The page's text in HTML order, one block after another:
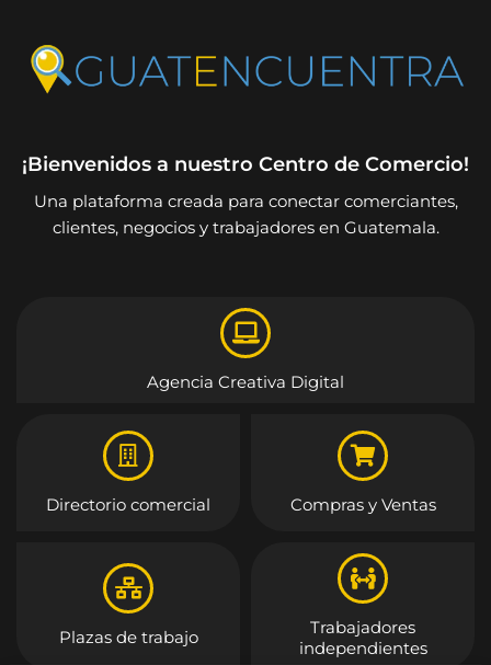
¡Bienvenidos a nuestro Centro de Comercio!
Una plataforma creada para conectar comerciantes,
clientes, negocios y trabajadores en Guatemala.
Agencia Creativa Digital
Directorio comercial Compras y Ventas
Plazas de trabajo
Trabajadores
independientes